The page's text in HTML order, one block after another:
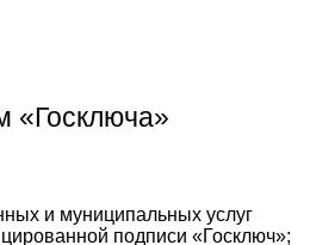
«Госключа»
и муниципальных услуг
подписи «Госключ»;